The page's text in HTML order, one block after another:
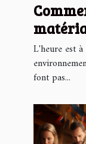
vos
L'heure est
font pas...